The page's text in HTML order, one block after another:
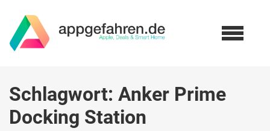
Schlagwort: Anker Prime
Docking Station